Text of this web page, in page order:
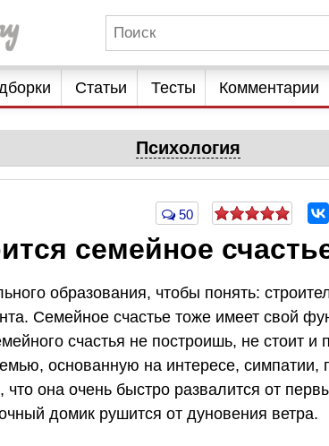
Статьи Тесты Комментарии
Психология
50
семейное
образования, чтобы понять:
Семейное счастье тоже имеет свой
счастья не построишь, не стоит и
основанную на интересе, симпатии,
что она очень быстро развалится от
домик рушится от дуновения ветра.